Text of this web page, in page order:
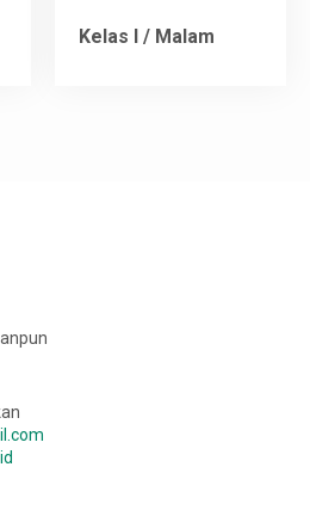
Kelas I / Malam